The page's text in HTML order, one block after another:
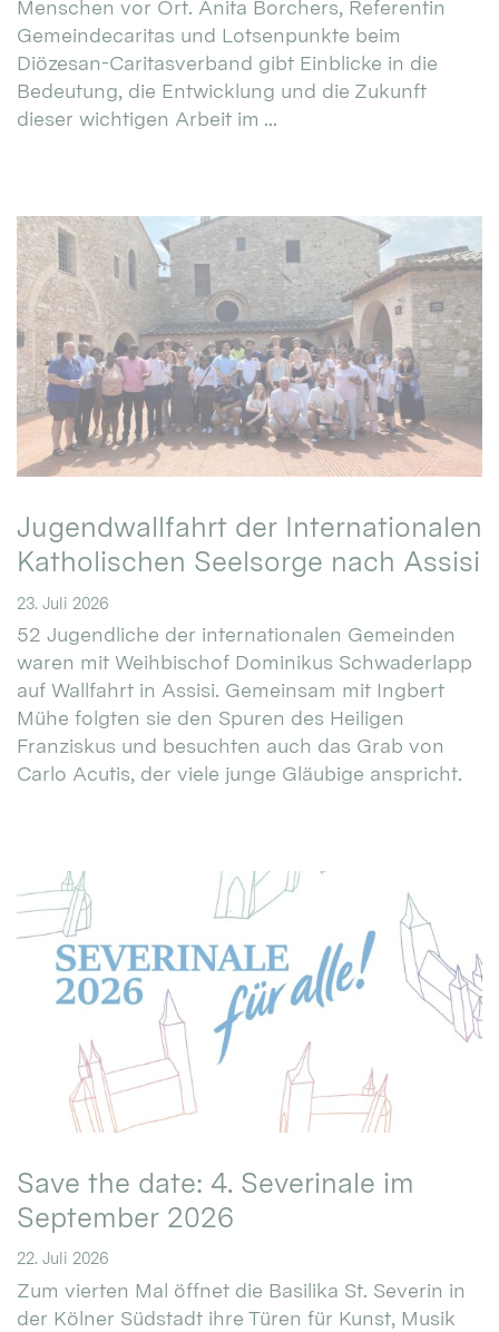
Menschen vor Ort. Anita Borchers, Referentin
Gemeindecaritas und Lotsenpunkte beim
Diözesan-Caritasverband gibt Einblicke in die
Bedeutung, die Entwicklung und die Zukunft
dieser wichtigen Arbeit im ...
Jugendwallfahrt der Internationalen
Katholischen Seelsorge nach Assisi
23. Juli 2026
52 Jugendliche der internationalen Gemeinden
waren mit Weihbischof Dominikus Schwaderlapp
auf Wallfahrt in Assisi. Gemeinsam mit Ingbert
Mühe folgten sie den Spuren des Heiligen
Franziskus und besuchten auch das Grab von
Carlo Acutis, der viele junge Gläubige anspricht.
Save the date: 4. Severinale im
September 2026
22. Juli 2026
Zum vierten Mal öffnet die Basilika St. Severin in
der Kölner Südstadt ihre Türen für Kunst, Musik